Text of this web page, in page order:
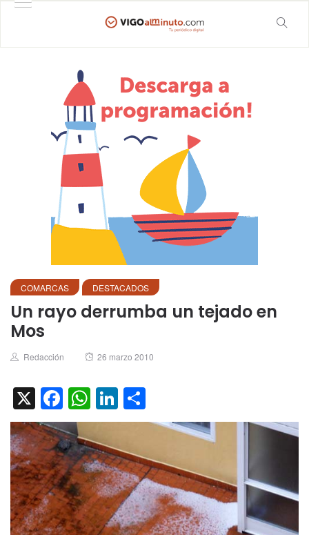
COMARCAS DESTACADOS
Un rayo derrumba un tejado en
Mos
Author
Redacción
Posted
26 marzo 2010
X Facebook
WhatsApp
LinkedIn